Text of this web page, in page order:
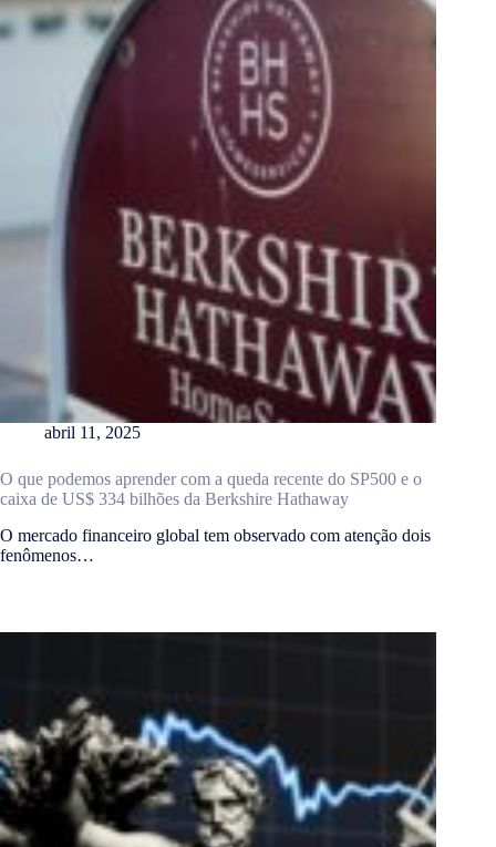
abril 11, 2025
O que podemos aprender com a queda recente do SP500 e o
caixa de US$ 334 bilhões da Berkshire Hathaway
O mercado financeiro global tem observado com atenção dois
fenômenos…